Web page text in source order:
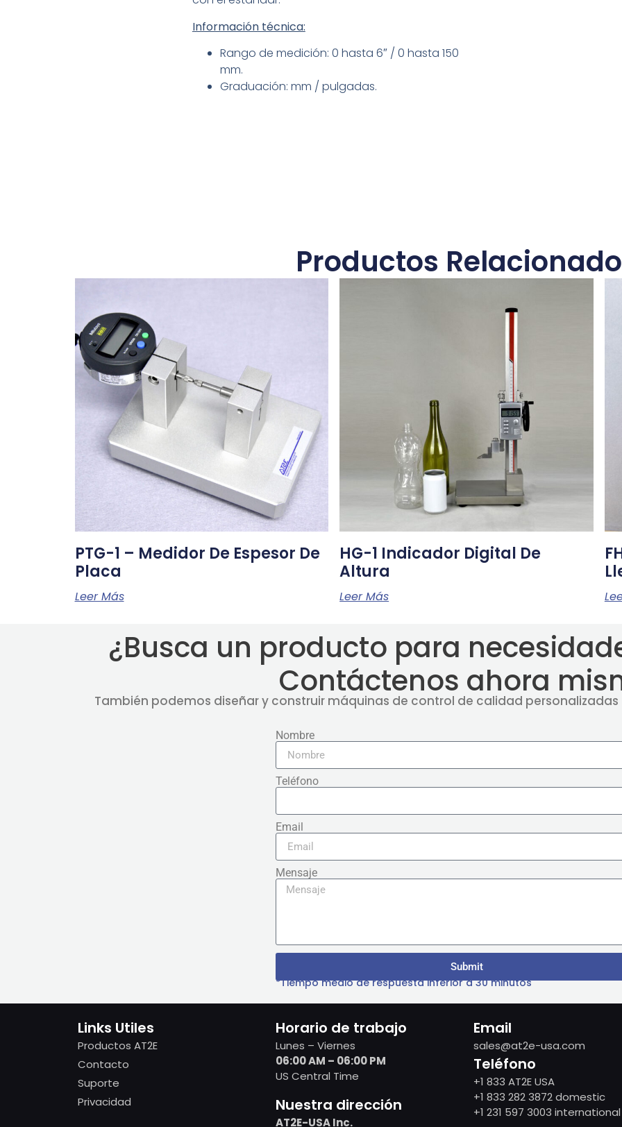
Información técnica:
Rango de medición: 0 hasta 6″ / 0 hasta 150
mm.
Graduación: mm / pulgadas.
Productos
PTG-1 – Medidor De Espesor De
Placa
Leer Más
HG-1 Indicador Digital De
Altura
Leer Más
¿Busca un producto para
Contáctenos ahora
También podemos diseñar y construir máquinas de control de calidad
Nombre
Teléfono
Email
Mensaje
Submit
*Tiempo medio de respuesta inferior a 30 minutos
Links Utiles
Productos AT2E
Contacto
Suporte
Privacidad
Horario de trabajo
Lunes – Viernes
06:00 AM – 06:00 PM
US Central Time
Nuestra dirección
AT2E-USA Inc.
Email
sales@at2e-usa.com
Teléfono
+1 833 AT2E USA
+1 833 282 3872 domestic
+1 231 597 3003 international